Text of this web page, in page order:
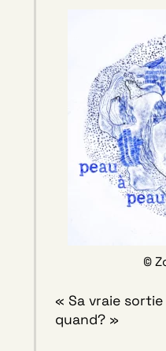
©
« Sa vraie sortie
quand? »